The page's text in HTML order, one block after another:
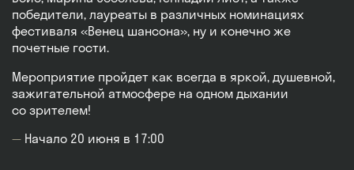
победители, лауреаты в различных номинациях
фестиваля «Венец шансона», ну и конечно же
почетные гости.
Мероприятие пройдет как всегда в яркой, душевной,
зажигательной атмосфере на одном дыхании
со зрителем!
Начало 20 июня в 17:00